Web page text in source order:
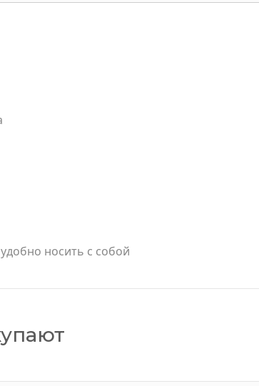
носить с собой